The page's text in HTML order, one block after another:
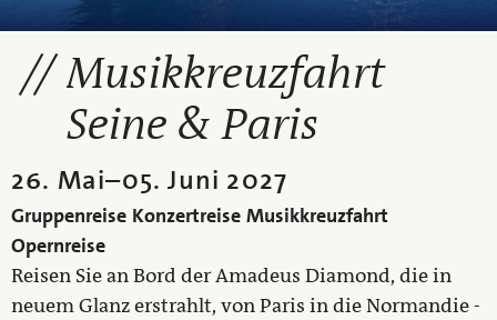
Musikkreuzfahrt
Seine & Paris
26. Mai–05. Juni 2027
Gruppenreise Konzertreise Musikkreuzfahrt
Opernreise
Reisen Sie an Bord der Amadeus Diamond, die in
neuem Glanz erstrahlt, von Paris in die Normandie -